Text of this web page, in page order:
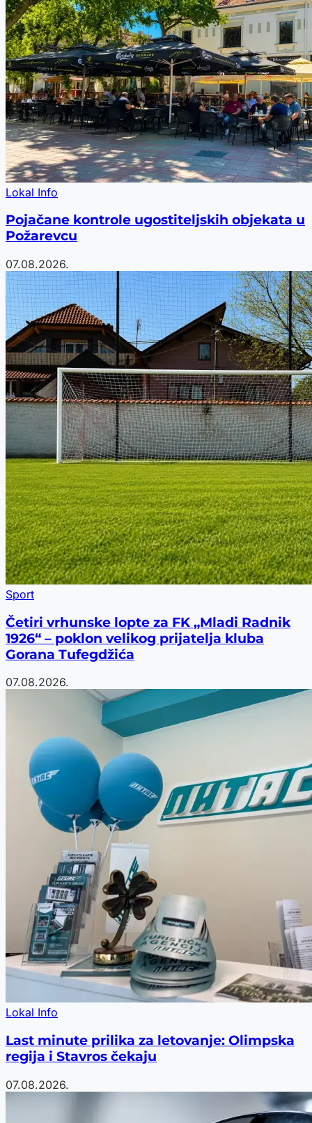
Lokal Info
Pojačane kontrole ugostiteljskih objekata u
Požarevcu
07.08.2026.
Sport
Četiri vrhunske lopte za FK „Mladi Radnik
1926“ – poklon velikog prijatelja kluba
Gorana Tufegdžića
07.08.2026.
Lokal Info
Last minute prilika za letovanje: Olimpska
regija i Stavros čekaju
07.08.2026.